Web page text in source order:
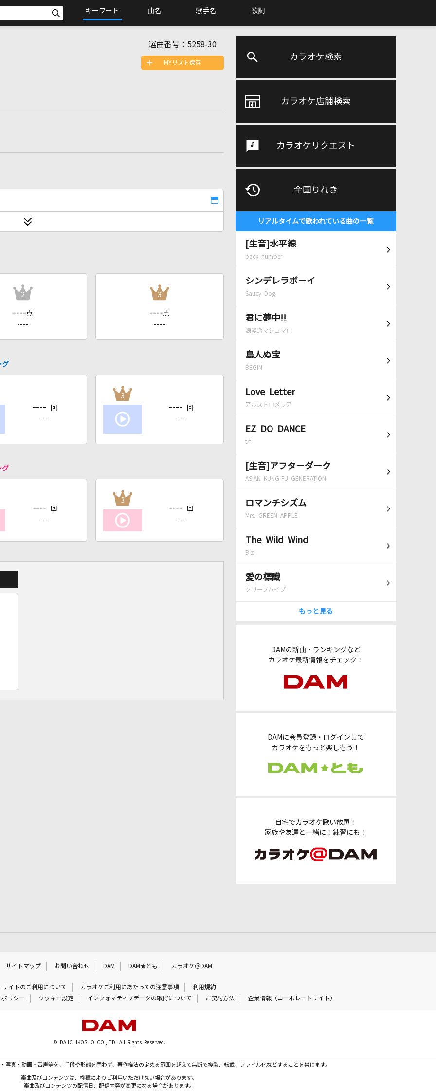
キーワード 曲名 歌手名 歌詞
カラオケ検索
カラオケ店舗検索
カラオケリクエスト
全国りれき
リアルタイムで歌われている曲の一覧
[生音]水平線
back number
シンデレラボーイ
Saucy Dog
君に夢中!!
浪漫派マシュマロ
島人ぬ宝
BEGIN
Love Letter
アルストロメリア
EZ DO DANCE
trf
[生音]アフターダーク
ASIAN KUNG-FU GENERATION
ロマンチシズム
Mrs. GREEN APPLE
The Wild Wind
B'z
愛の標識
クリープハイプ
もっと見る
DAMの新曲・ランキングなど
カラオケ最新情報をチェック！
DAMに会員登録・ログインして
カラオケをもっと楽しもう！
自宅でカラオケ歌い放題！
家族や友達と一緒に！練習にも！
選曲番号： 5258-30
MYリスト保存
2
---- 点
----
3
---- 点
----
グ
---- 回
----
3
---- 回
----
グ
---- 回
----
3
---- 回
----
サイトマップ お問い合わせ DAM DAM★とも カラオケ＠DAM
サイトのご利用について カラオケご利用にあたっての注意事項
利用規約
リシー
クッキー設定 インフォマティブデータの取得について ご契約方法 企業情報（コーポレートサイト）
© DAIICHIKOSHO CO.,LTD. All Rights Reserved.
写真・動画・音声等を、手段や形態を問わず、著作権法の定める範囲を超えて無断で複製、転載、ファイル化などすることを禁じます。
楽曲及びコンテンツは、機種によりご利用いただけない場合があります。
楽曲及びコンテンツの配信日、配信内容が変更になる場合があります。